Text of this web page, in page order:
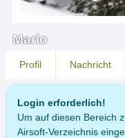
Mario
Profil Nachricht
Login erforderlich!
Um auf diesen Bereich
Airsoft-Verzeichnis